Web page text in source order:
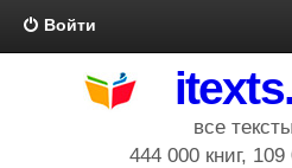
Войти
все
444 000 книг,